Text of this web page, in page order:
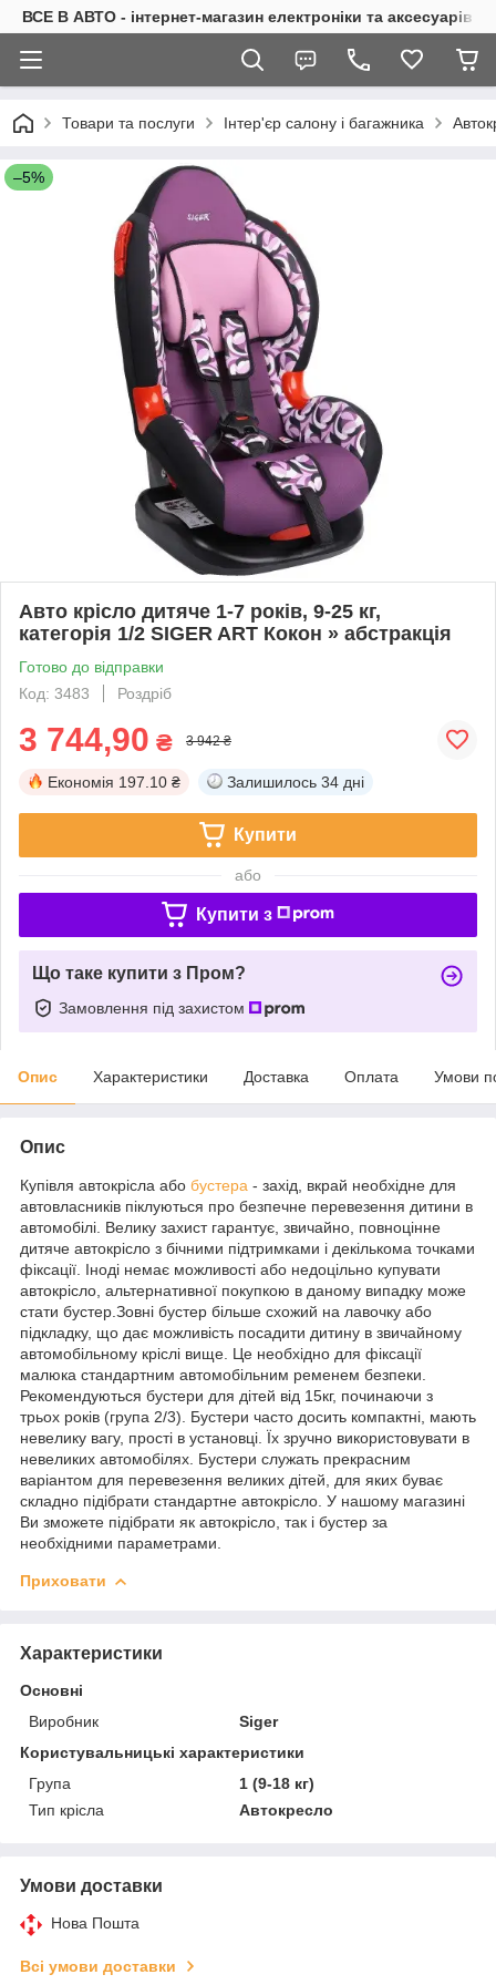
ВСЕ В АВТО - інтернет-магазин електроніки та аксесуарів в
Товари та послуги Інтер'єр салону і багажника
–5%
Авто крісло дитяче 1-7 років, 9-25 кг,
категорія 1/2 SIGER ART Кокон » абстракція
Готово до відправки
Код: 3483
Роздріб
3 744,90 ₴ 3 942 ₴
Економія 197.10 ₴ Залишилось 34 дні
Купити
або
Купити з
Що таке купити з Пром?
Замовлення під захистом
Опис Характеристики Доставка Оплата Умови
Опис
Купівля автокрісла або бустера - захід, вкрай необхідне для
автовласників піклуються про безпечне перевезення дитини в
автомобілі. Велику захист гарантує, звичайно, повноцінне
дитяче автокрісло з бічними підтримками і декількома точками
фіксації. Іноді немає можливості або недоцільно купувати
автокрісло, альтернативної покупкою в даному випадку може
стати бустер.Зовні бустер більше схожий на лавочку або
підкладку, що дає можливість посадити дитину в звичайному
автомобільному кріслі вище. Це необхідно для фіксації
малюка стандартним автомобільним ременем безпеки.
Рекомендуються бустери для дітей від 15кг, починаючи з
трьох років (група 2/3). Бустери часто досить компактні, мають
невелику вагу, прості в установці. Їх зручно використовувати в
невеликих автомобілях. Бустери служать прекрасним
варіантом для перевезення великих дітей, для яких буває
складно підібрати стандартне автокрісло. У нашому магазині
Ви зможете підібрати як автокрісло, так і бустер за
необхідними параметрами.
Приховати
Характеристики
Основні
Виробник
Siger
Користувальницькі характеристики
Група
1 (9-18 кг)
Тип крісла
Автокресло
Умови доставки
Нова Пошта
Всі умови доставки